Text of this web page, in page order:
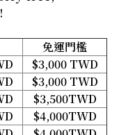
免運門檻
$3,000 TWD
$3,000 TWD
$3,500TWD
$4,000TWD